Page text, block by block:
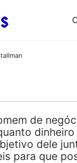
de
dele
para que